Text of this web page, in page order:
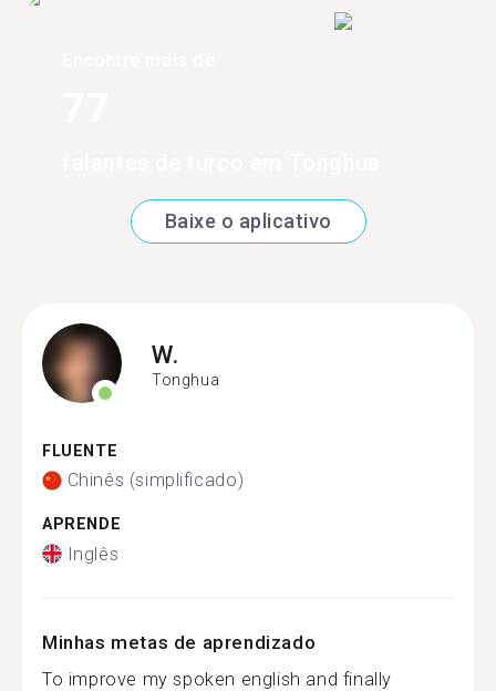
Baixe o aplicativo
W.
Tonghua
FLUENTE
Chinês (simplificado)
APRENDE
Inglês
Minhas metas de aprendizado
To improve my spoken english and finally